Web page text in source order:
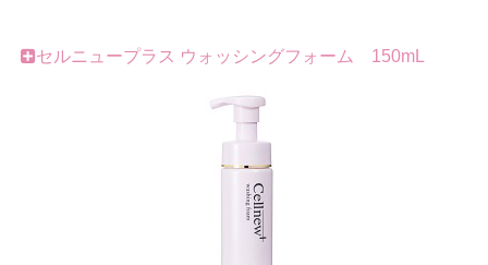
セルニュープラス ウォッシングフォーム 150mL